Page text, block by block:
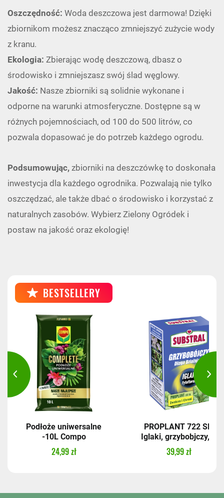
Oszczędność: Woda deszczowa jest darmowa! Dzięki
zbiornikom możesz znacząco zmniejszyć zużycie wody
z kranu.
Ekologia: Zbierając wodę deszczową, dbasz o
środowisko i zmniejszasz swój ślad węglowy.
Jakość: Nasze zbiorniki są solidnie wykonane i
odporne na warunki atmosferyczne. Dostępne są w
różnych pojemnościach, od 100 do 500 litrów, co
pozwala dopasować je do potrzeb każdego ogrodu.
Podsumowując, zbiorniki na deszczówkę to doskonała
inwestycja dla każdego ogrodnika. Pozwalają nie tylko
oszczędzać, ale także dbać o środowisko i korzystać z
naturalnych zasobów. Wybierz Zielony Ogródek i
postaw na jakość oraz ekologię!
BESTSELLERY
Podłoże uniwersalne
-10L Compo
24,99 zł
PROPLANT 722 SL,
Iglaki, grzybobjczy,...
39,99 zł